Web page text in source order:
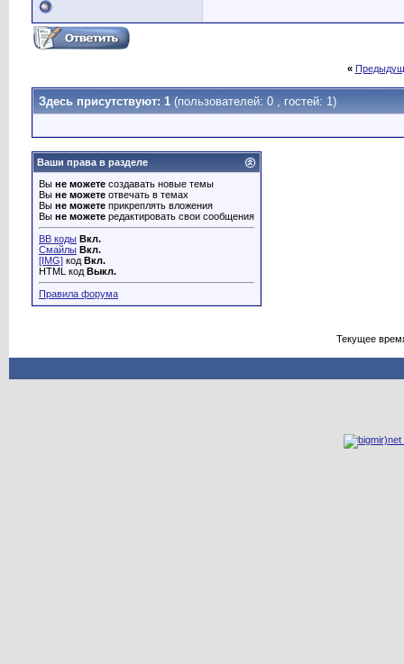
«
Здесь присутствуют: 1 (пользователей: 0 , гостей: 1)
Ваши права в разделе
Вы не можете создавать новые темы
Вы не можете отвечать в темах
Вы не можете прикреплять вложения
Вы не можете редактировать свои сообщения
BB коды Вкл.
Смайлы Вкл.
[IMG] код Вкл.
HTML код Выкл.
Правила форума
Текущее